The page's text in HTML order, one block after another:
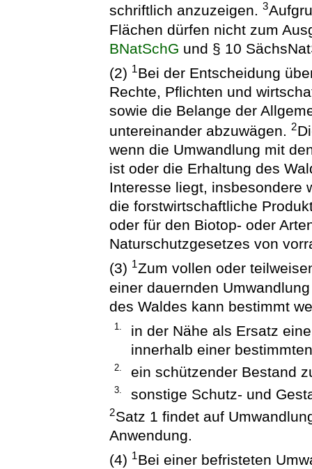
schriftlich anzuzeigen.3
Flächen dürfen nicht zum
BNatSchG und § 10
(2) 1Bei der Entscheidung
Rechte, Pflichten und
sowie die Belange der
untereinander abzuwägen.2
wenn die Umwandlung mit
ist oder die Erhaltung des
Interesse liegt, insbesondere
die forstwirtschaftliche
oder für den Biotop- oder
Naturschutzgesetzes von
(3) 1Zum vollen oder
einer dauernden
des Waldes kann bestimmt
1.
in der Nähe als Ersatz
innerhalb einer
2. ein schützender Bestand
3. sonstige Schutz- und
2Satz 1 findet auf
Anwendung.
(4) 1Bei einer befristeten